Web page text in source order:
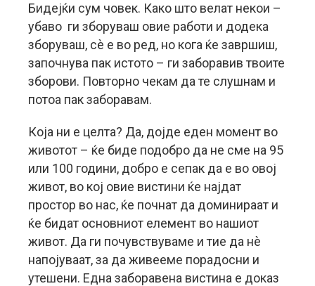
Бидејќи сум човек. Како што велат некои –
убаво ги зборуваш овие работи и додека
зборуваш, сè е во ред, но кога ќе завршиш,
започнува пак истото – ги заборавив твоите
зборови. Повторно чекам да те слушнам и
потоа пак заборавам.
Која ни е целта? Да, дојде еден момент во
животот – ќе биде подобро да не сме на 95
или 100 години, добро е сепак да е во овој
живот, во кој овие вистини ќе најдат
простор во нас, ќе почнат да доминираат и
ќе бидат основниот елемент во нашиот
живот. Да ги почувствуваме и тие да нè
напојуваат, за да живееме порадосни и
утешени. Една заборавена вистина е доказ